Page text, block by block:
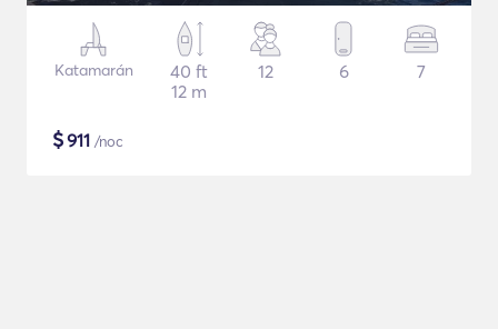
Katamarán
40 ft
12 m
12 6 7
$911 /noc